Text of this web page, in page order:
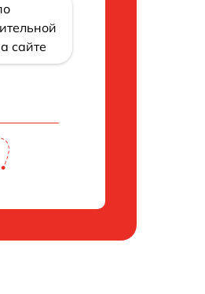
сайте